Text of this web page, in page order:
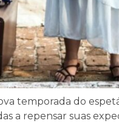
temporada do
a repensar suas